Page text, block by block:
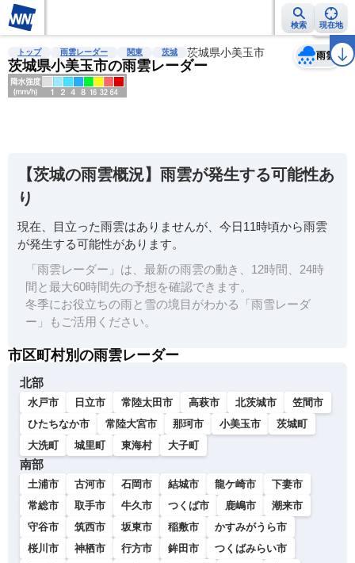
検索 現在地
雨雲レーダー 台風情報 地震情報 警報・注意報 2週間天気 ラ
トップ 雨雲レーダー 関東 茨城 茨城県小美玉市
茨城県小美玉市の雨雲レーダー
雨雲
天気 台風
【茨城の雨雲概況】雨雲が発生する可能性あ
り
現在、目立った雨雲はありませんが、今日11時頃から雨雲
が発生する可能性があります。
「雨雲レーダー」は、最新の雨雲の動き、12時間、24時
間と最大60時間先の予想を確認できます。
冬季にお役立ちの雨と雪の境目がわかる「雨雪レーダ
ー」もご活用ください。
市区町村別の雨雲レーダー
北部
水戸市 日立市 常陸太田市 高萩市 北茨城市
笠間市
ひたちなか市
常陸大宮市 那珂市 小美玉市
茨城町
大洗町
城里町 東海村 大子町
南部
土浦市 古河市 石岡市 結城市 龍ケ崎市
下妻市
常総市
取手市 牛久市 つくば市 鹿嶋市
潮来市
守谷市
筑西市 坂東市 稲敷市
かすみがうら市
桜川市
神栖市 行方市 鉾田市
つくばみらい市